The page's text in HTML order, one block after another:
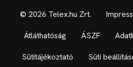
© 2026 Telex.hu Zrt.
Átláthatóság ÁSZF
Sütitájékoztató Süti